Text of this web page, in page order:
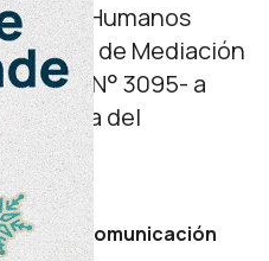
Humanos
de Mediación
la Ley N° 3095- a
del
y Comunicación